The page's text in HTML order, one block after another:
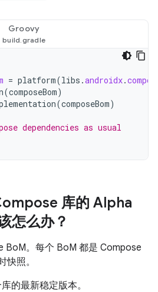
Groovy
= platform(libs .androidx.
(composeBom)
(composeBom)
dependencies as usual
库的 Alpha
怎么办？
BoM。每个 BoM 都是 Compose
快照。
的最新稳定版本。